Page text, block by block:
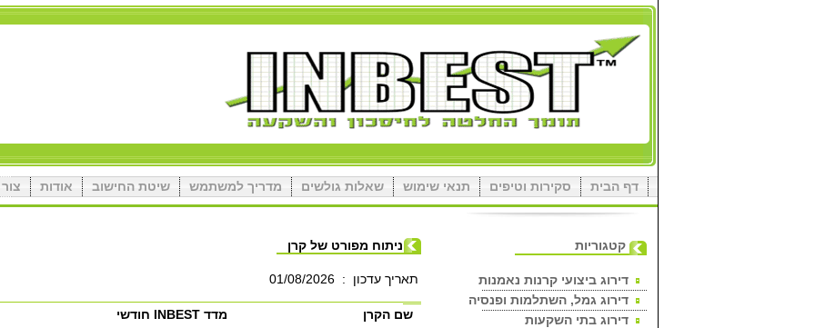
דף הבית סקירות וטיפים תנאי שימוש שאלות גולשים מדריך למשתמש שיטת החישוב אודות
קטגוריות
דירוג ביצועי קרנות נאמנות
דירוג גמל, השתלמות ופנסיה
דירוג בתי השקעות
ניתוח מפורט של קרן
תאריך עדכון :
01/08/2026
שם הקרן
מדד INBEST חודשי